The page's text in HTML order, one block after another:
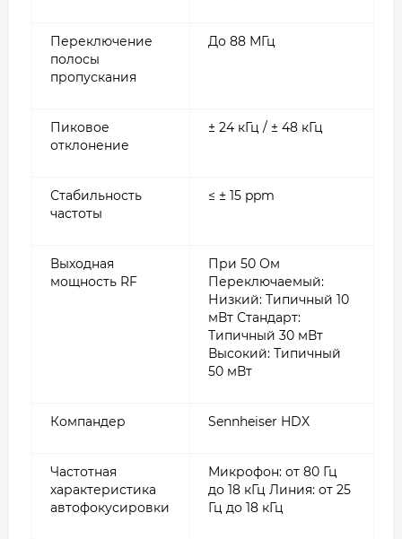
Переключение
полосы
пропускания
До 88 МГц
Пиковое
отклонение
± 24 кГц / ± 48 кГц
Стабильность
частоты
≤ ± 15 ppm
Выходная
мощность RF
При 50 Ом
Переключаемый:
Низкий: Типичный 10
мВт Стандарт:
Типичный 30 мВт
Высокий: Типичный
50 мВт
Компандер Sennheiser HDX
Частотная
характеристика
автофокусировки
Микрофон: от 80 Гц
до 18 кГц Линия: от 25
Гц до 18 кГц